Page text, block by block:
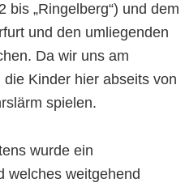
bis „Ringelberg“) und dem
und den umliegenden
Da wir uns am
Kinder hier abseits von
spielen.
wurde ein
welches weitgehend